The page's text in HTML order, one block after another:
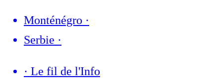
Monténégro ·
Serbie ·
· Le fil de l'Info